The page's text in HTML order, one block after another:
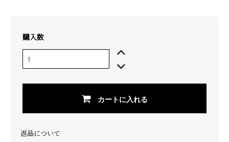
購入数
カートに入れる
返品について